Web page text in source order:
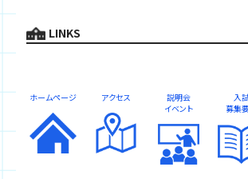
LINKS
ホームページ アクセス
説明会
イベント
入
募集